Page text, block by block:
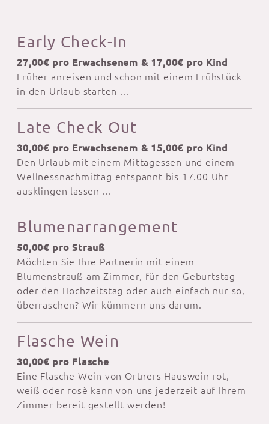
Early Check-In
27,00€ pro Erwachsenem & 17,00€ pro Kind
Früher anreisen und schon mit einem Frühstück
in den Urlaub starten ...
Late Check Out
30,00€ pro Erwachsenem & 15,00€ pro Kind
Den Urlaub mit einem Mittagessen und einem
Wellnessnachmittag entspannt bis 17.00 Uhr
ausklingen lassen ...
Blumenarrangement
50,00€ pro Strauß
Möchten Sie Ihre Partnerin mit einem
Blumenstrauß am Zimmer, für den Geburtstag
oder den Hochzeitstag oder auch einfach nur so,
überraschen? Wir kümmern uns darum.
Flasche Wein
30,00€ pro Flasche
Eine Flasche Wein von Ortners Hauswein rot,
weiß oder rosè kann von uns jederzeit auf Ihrem
Zimmer bereit gestellt werden!